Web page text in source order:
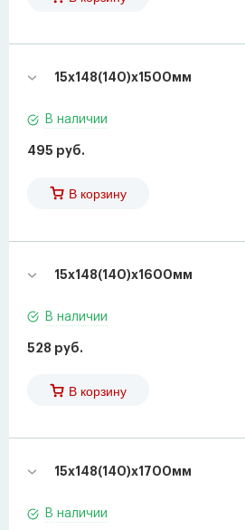
15х148(140)х1500мм
В наличии
495 руб.
В корзину
15х148(140)х1600мм
В наличии
528 руб.
В корзину
15х148(140)х1700мм
В наличии